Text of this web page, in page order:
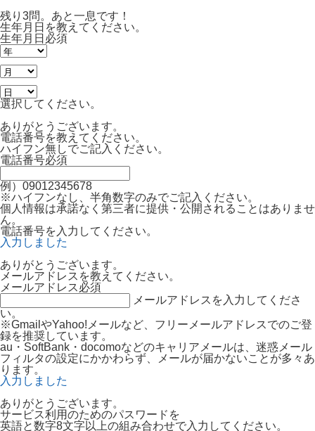
残り3問。あと一息です！
生年月日を教えてください。
生年月日 必須
選択してください。
ありがとうございます。
電話番号を教えてください。
ハイフン無しでご記入ください。
電話番号必須
例）09012345678
※ハイフンなし、半角数字のみでご記入ください。
個人情報は承諾なく第三者に提供・公開されることはありませ
ん。
電話番号を入力してください。
入力しました
ありがとうございます。
メールアドレスを教えてください。
メールアドレス必須
メールアドレスを入力してくださ
い。
※GmailやYahoo!メールなど、フリーメールアドレスでのご登
録を推奨しています。
au・SoftBank・docomoなどのキャリアメールは、迷惑メール
フィルタの設定にかかわらず、メールが届かないことが多々あ
ります。
入力しました
ありがとうございます。
サービス利用のためのパスワードを
英語と数字8文字以上の組み合わせで入力してください。